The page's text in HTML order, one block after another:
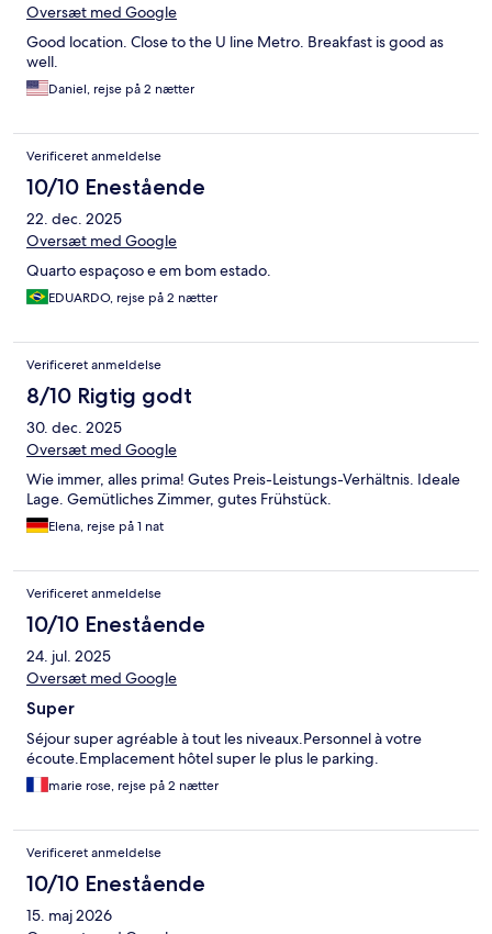
Oversæt med Google
Good location. Close to the U line Metro. Breakfast is good as
well.
Daniel, rejse på 2 nætter
Verificeret anmeldelse
10/10 Enestående
22. dec. 2025
Oversæt med Google
Quarto espaçoso e em bom estado.
EDUARDO, rejse på 2 nætter
Verificeret anmeldelse
8/10 Rigtig godt
30. dec. 2025
Oversæt med Google
Wie immer, alles prima! Gutes Preis-Leistungs-Verhältnis. Ideale
Lage. Gemütliches Zimmer, gutes Frühstück.
Elena, rejse på 1 nat
Verificeret anmeldelse
10/10 Enestående
24. jul. 2025
Oversæt med Google
Super
Séjour super agréable à tout les niveaux.Personnel à votre
écoute.Emplacement hôtel super le plus le parking.
marie rose, rejse på 2 nætter
Verificeret anmeldelse
10/10 Enestående
15. maj 2026